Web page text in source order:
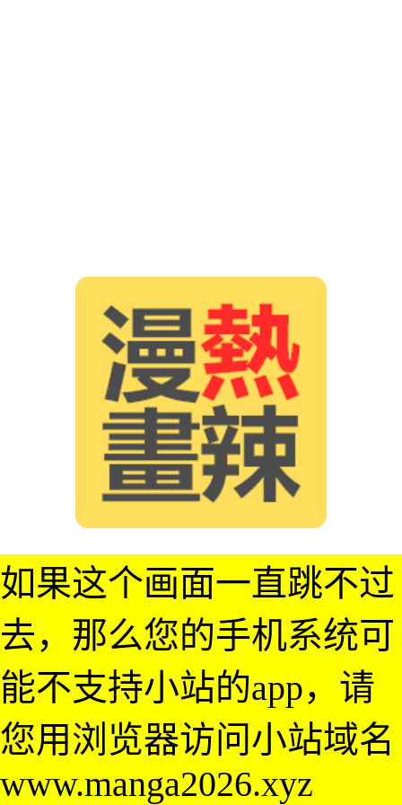
如果这个画面一直跳不过
去，那么您的手机系统可
能不支持小站的app，请
您用浏览器访问小站域名
www.manga2026.xyz